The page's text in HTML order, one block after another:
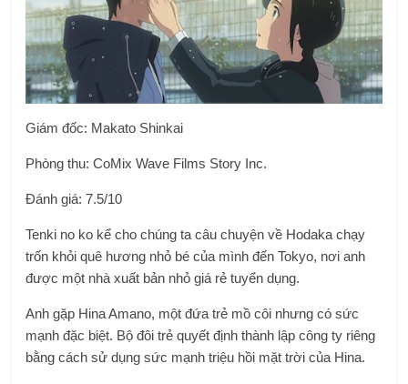
Giám đốc: Makato Shinkai
Phòng thu:CoMix Wave Films Story Inc.
Đánh giá: 7.5/10
Tenki no ko kể cho chúng ta câu chuyện về Hodaka chạy
trốn khỏi quê hương nhỏ bé của mình đến Tokyo, nơi anh
được một nhà xuất bản nhỏ giá rẻ tuyển dụng.
Anh gặp Hina Amano, một đứa trẻ mồ côi nhưng có sức
mạnh đặc biệt. Bộ đôi trẻ quyết định thành lập công ty riêng
bằng cách sử dụng sức mạnh triệu hồi mặt trời của Hina.